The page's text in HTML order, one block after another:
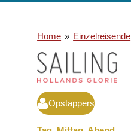
Home » Einzelreisende
Opstappers